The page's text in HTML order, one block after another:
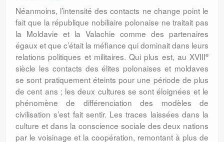
Néanmoins, l’intensité des contacts ne change point le
fait que la république nobiliaire polonaise ne traitait pas
la Mol­davie et la Valachie comme des partenaires
égaux et que c’était la méfiance qui dominait dans leurs
relations politiques et militaires. Qui plus est, au XVIIIe
siècle les contacts des élites polonaises et moldaves
se sont pratiquement éteints pour une période de plus
de cent ans ; les deux cultures se sont éloignées et le
phénomène de différen­ciation des modèles de
civilisation s’est fait sentir. Les traces laissées dans la
culture et dans la conscience sociale des deux nations
par le voisinage et la coopération, remontant à plus de